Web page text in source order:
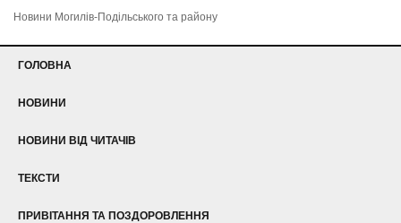
Новини Могилів-Подільського та району
ГОЛОВНА
НОВИНИ
НОВИНИ ВІД ЧИТАЧІВ
ТЕКСТИ
ПРИВІТАННЯ ТА ПОЗДОРОВЛЕННЯ